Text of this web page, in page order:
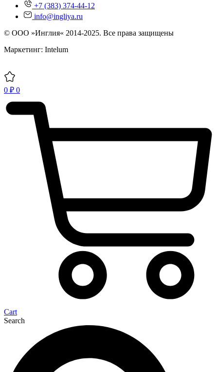
+7 (383) 374-44-12
info@ingliya.ru
© ООО »Инглия« 2014-2025. Все права защищены
Маркетинг: Intelum
0 ₽ 0
Cart
Search